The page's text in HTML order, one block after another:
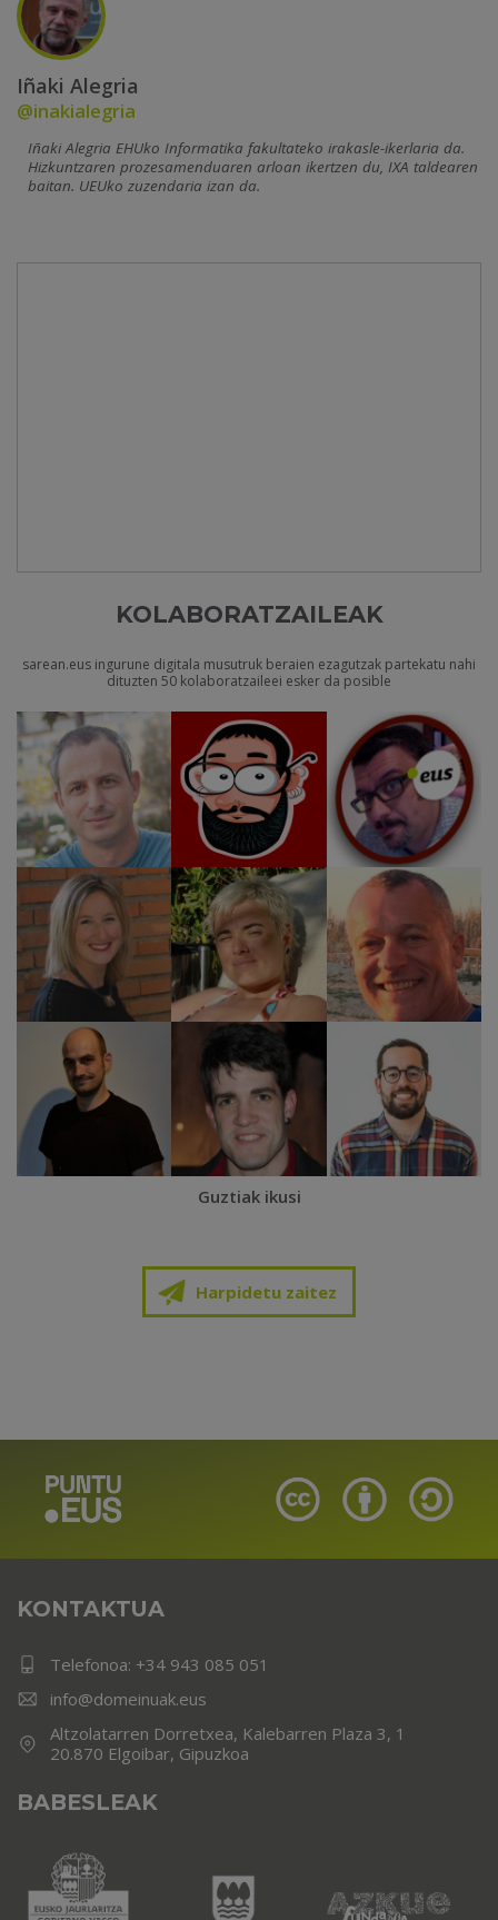
Iñaki Alegria
@inakialegria
Iñaki Alegria EHUko Informatika fakultateko irakasle-ikerlaria da.
Hizkuntzaren prozesamenduaren arloan ikertzen du, IXA taldearen
baitan. UEUko zuzendaria izan da.
KOLABORATZAILEAK
sarean.eus ingurune digitala musutruk beraien ezagutzak partekatu nahi
dituzten 50 kolaboratzaileei esker da posible
Guztiak ikusi
Harpidetu zaitez
KONTAKTUA
Telefonoa: +34 943 085 051
info@domeinuak.eus
Altzolatarren Dorretxea, Kalebarren Plaza 3, 1
20.870 Elgoibar, Gipuzkoa
BABESLEAK